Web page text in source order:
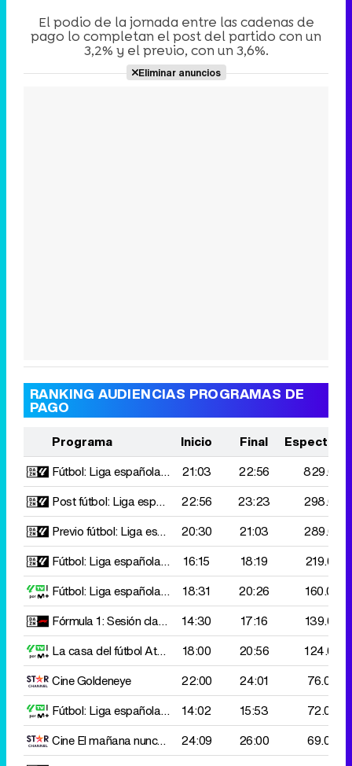
Tráiler de la tercera temporada de 'The Walking Dead: Dead City' de AMC+
El podio de la jornada entre las cadenas de
pago lo completan el post del partido con un
3,2% y el previo, con un 3,6%.
Eliminar anuncios
RANKING AUDIENCIAS PROGRAMAS DE
PAGO
Programa Inicio Final
Fútbol: Liga españolaR. Madrid - Villarreal
21:03 22:56
829.000
Post fútbol: Liga española
R. Madrid - Villarreal
22:56 23:23
298.000
Previo fútbol: Liga española
R. Madrid - Villarreal
20:30 21:03
289.000
Fútbol: Liga españolaGirona - Valencia
16:15 18:19
219.000
Fútbol: Liga españolaAth. Bilbao - Mallorca
18:31 20:26
160.000
Fórmula 1: Sesión clasificatoria
G. P. Singapur
14:30 17:16
139.000
La casa del fútbolAth. Bilbao - Mallorca 18:00 20:56
124.000
CineGoldeneye 22:00 24:01
76.000
Fútbol: Liga españolaOviedo - Levante
14:02 15:53
72.000
CineEl mañana nunca muere 24:09 26:00
69.000